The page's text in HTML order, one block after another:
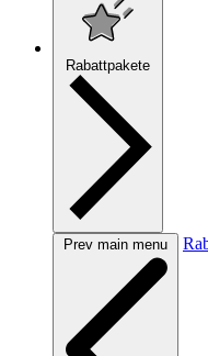
Rabattpakete
Prev main menu